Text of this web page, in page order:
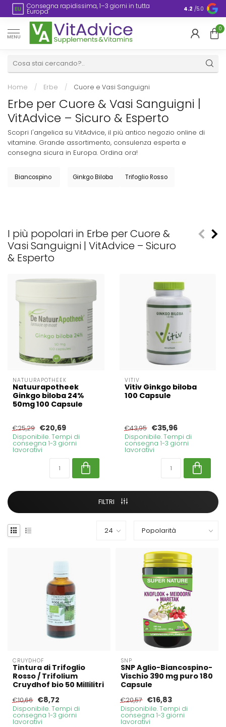
Imballaggio senza plastica 4.2 /5.0
MENU
0
Home / Erbe / Cuore e Vasi Sanguigni
Erbe per Cuore & Vasi Sanguigni |
VitAdvice – Sicuro & Esperto
Scopri l'angelica su VitAdvice, il più antico negozio online di
vitamine. Grande assortimento, consulenza esperta e
consegna sicura in Europa. Ordina ora!
Biancospino Ginkgo Biloba Trifoglio Rosso
I più popolari in Erbe per Cuore &
Vasi Sanguigni | VitAdvice – Sicuro
& Esperto
NATUURAPOTHEEK
Natuurapotheek
Ginkgo biloba 24%
50mg 100 Capsule
€25,29 €20,69
Disponibile. Tempi di
consegna 1-3 giorni
lavorativi
VITIV
Vitiv Ginkgo biloba
100 Capsule
€43,95 €35,96
Disponibile. Tempi di
consegna 1-3 giorni
lavorativi
FILTRI
CRUYDHOF
Tintura di Trifoglio
Rosso / Trifolium
Cruydhof bio 50 Millilitri
€10,66 €8,72
Disponibile. Tempi di
consegna 1-3 giorni
lavorativi
SNP
SNP Aglio-Biancospino-
Vischio 390 mg puro 180
Capsule
€20,57 €16,83
Disponibile. Tempi di
consegna 1-3 giorni
lavorativi